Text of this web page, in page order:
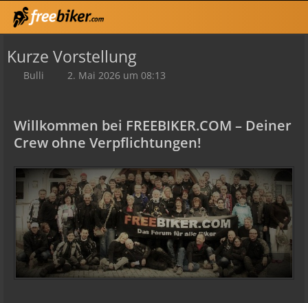
Kurze Vorstellung
Bulli 2. Mai 2026 um 08:13
Willkommen bei FREEBIKER.COM – Deiner
Crew ohne Verpflichtungen!